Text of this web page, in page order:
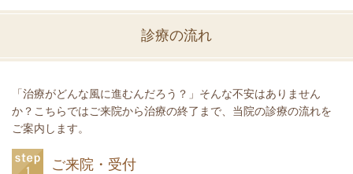
診療の流れ
「治療がどんな風に進むんだろう？」そんな不安はありません
か？ こちらではご来院から治療の終了まで、当院の診療の流れを
ご案内します。
ご来院・受付